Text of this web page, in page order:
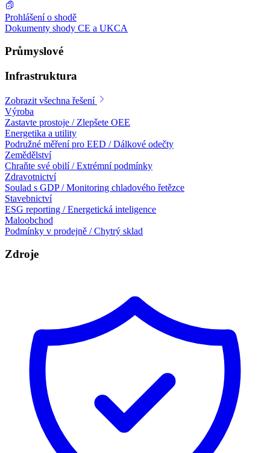
Prohlášení o shodě
Dokumenty shody CE a UKCA
Průmyslové
Infrastruktura
Zobrazit všechna řešení
Výroba
Zastavte prostoje / Zlepšete OEE
Energetika a utility
Podružné měření pro EED / Dálkové odečty
Zemědělství
Chraňte své obilí / Extrémní podmínky
Zdravotnictví
Soulad s GDP / Monitoring chladového řetězce
Stavebnictví
ESG reporting / Energetická inteligence
Maloobchod
Podmínky v prodejně / Chytrý sklad
Zdroje